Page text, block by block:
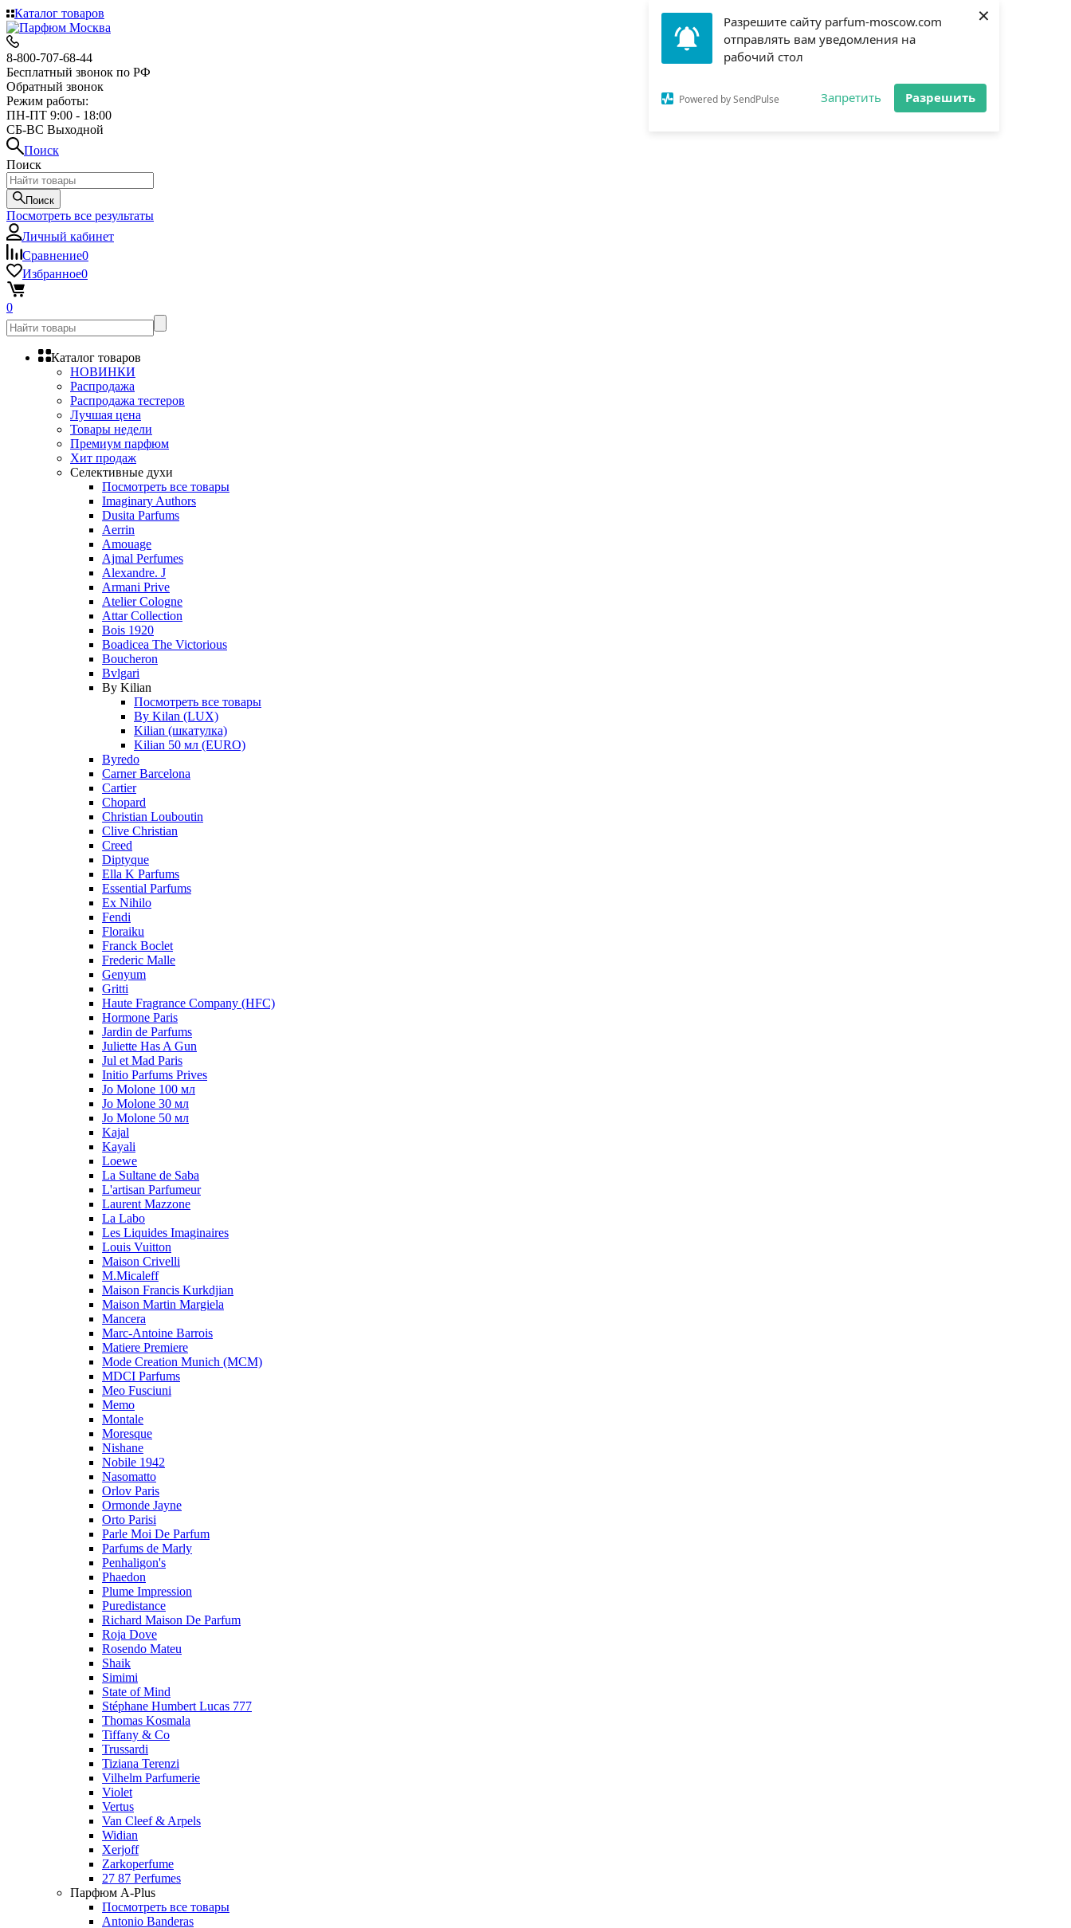
Разрешите сайту parfum-moscow.com
отправлять вам уведомления на
рабочий стол
Powered by SendPulse Запретить Разрешить
×
Каталог товаров
8-800-707-68-44
Бесплатный звонок по РФ
Обратный звонок
Режим работы:
ПН-ПТ 9:00 - 18:00
СБ-ВС Выходной
Поиск
Поиск
Поиск
Посмотреть все результаты
Личный кабинет
Сравнение0
Избранное0
0
Каталог товаров
НОВИНКИ
Распродажа
Распродажа тестеров
Лучшая цена
Товары недели
Премиум парфюм
Хит продаж
Селективные духи
Посмотреть все товары
Imaginary Authors
Dusita Parfums
Aerrin
Amouage
Ajmal Perfumes
Alexandre. J
Armani Prive
Atelier Cologne
Attar Collection
Bois 1920
Boadicea The Victorious
Boucheron
Bvlgari
By Kilian
Посмотреть все товары
By Kilan (LUX)
Kilian (шкатулка)
Kilian 50 мл (EURO)
Byredo
Carner Barcelona
Cartier
Chopard
Christian Louboutin
Clive Christian
Creed
Diptyque
Ella K Parfums
Essential Parfums
Ex Nihilo
Fendi
Floraiku
Franck Boclet
Frederic Malle
Genyum
Gritti
Haute Fragrance Company (HFC)
Hormone Paris
Jardin de Parfums
Juliette Has A Gun
Jul et Mad Paris
Initio Parfums Prives
Jo Molone 100 мл
Jo Molone 30 мл
Jo Molone 50 мл
Kajal
Kayali
Loewe
La Sultane de Saba
L'artisan Parfumeur
Laurent Mazzone
La Labo
Les Liquides Imaginaires
Louis Vuitton
Maison Crivelli
M.Micaleff
Maison Francis Kurkdjian
Maison Martin Margiela
Mancera
Marc-Antoine Barrois
Matiere Premiere
Mode Creation Munich (MCM)
MDCI Parfums
Meo Fusciuni
Memo
Montale
Moresque
Nishane
Nobile 1942
Nasomatto
Orlov Paris
Ormonde Jayne
Orto Parisi
Parle Moi De Parfum
Parfums de Marly
Penhaligon's
Phaedon
Plume Impression
Puredistance
Richard Maison De Parfum
Roja Dove
Rosendo Mateu
Shaik
Simimi
State of Mind
Stéphane Humbert Lucas 777
Thomas Kosmala
Tiffany & Co
Trussardi
Tiziana Terenzi
Vilhelm Parfumerie
Violet
Vertus
Van Cleef & Arpels
Widian
Xerjoff
Zarkoperfume
27 87 Perfumes
Парфюм A-Plus
Посмотреть все товары
Antonio Banderas